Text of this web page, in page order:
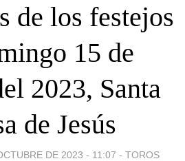
de los festejos
15 de
2023, Santa
de Jesús
DE 2023 - 11:07 - TOROS